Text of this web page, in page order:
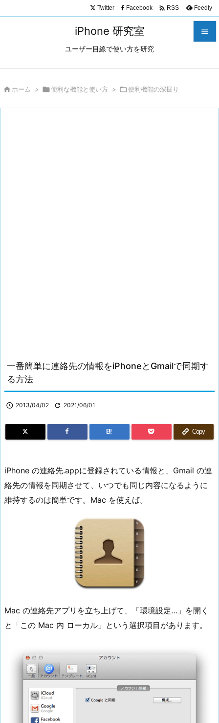
iPhone 研究室
ユーザー目線で使い方を研究

Twitter Facebook  RSS Feedly
 ホーム > 便利な機能と使い方 > 便利機能の深掘り
一番簡単に連絡先の情報をiPhoneとGmailで同期す
る方法
 2013/04/02  2021/06/01
B! Copy
iPhone の連絡先.appに登録されている情報と、Gmail の連
絡先の情報を同期させて、いつでも同じ内容になるように
維持するのは簡単です。Mac を使えば。
Mac の連絡先アプリを立ち上げて、「環境設定…」を開く
と「この Mac 内 ローカル」という選択項目があります。